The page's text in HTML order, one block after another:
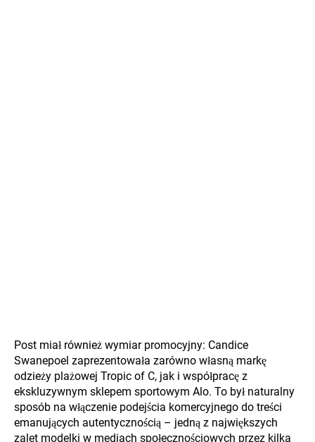
Post miał również wymiar promocyjny: Candice
Swanepoel zaprezentowała zarówno własną markę
odzieży plażowej Tropic of C, jak i współpracę z
ekskluzywnym sklepem sportowym Alo. To był naturalny
sposób na włączenie podejścia komercyjnego do treści
emanujących autentycznością – jedną z największych
zalet modelki w mediach społecznościowych przez kilka